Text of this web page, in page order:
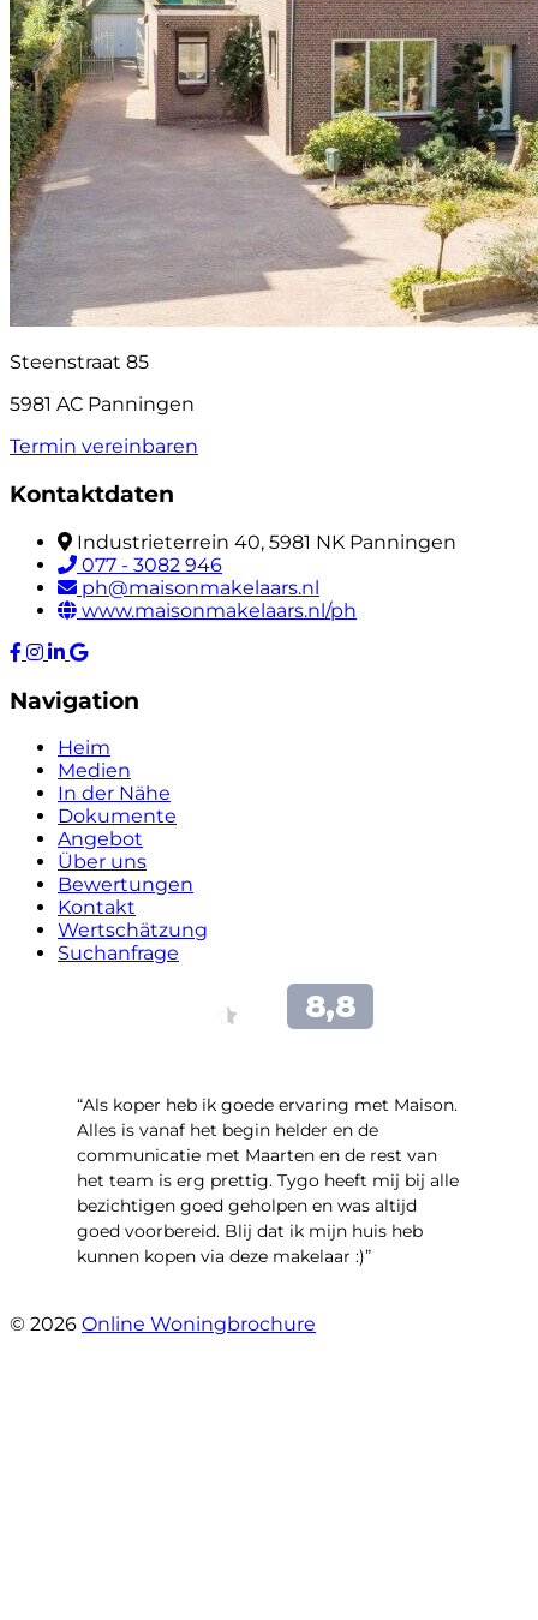
Steenstraat 85
5981 AC Panningen
Termin vereinbaren
Kontaktdaten
Industrieterrein 40, 5981 NK Panningen
077 - 3082 946
ph@maisonmakelaars.nl
www.maisonmakelaars.nl/ph
Navigation
Heim
Medien
In der Nähe
Dokumente
Angebot
Über uns
Bewertungen
Kontakt
Wertschätzung
Suchanfrage
“Als koper heb ik goede ervaring met Maison.
Alles is vanaf het begin helder en de
communicatie met Maarten en de rest van
het team is erg prettig. Tygo heeft mij bij alle
bezichtigen goed geholpen en was altijd
goed voorbereid. Blij dat ik mijn huis heb
kunnen kopen via deze makelaar :)”
© 2026 Online Woningbrochure